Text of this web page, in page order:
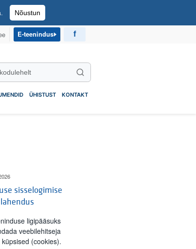
Nõustun
E-teenindus
Otsi kodulehelt
Otsi
ÜHISTUST KONTAKT
sisselogimise
ligipääsuks
veebilehitseja
(cookies).